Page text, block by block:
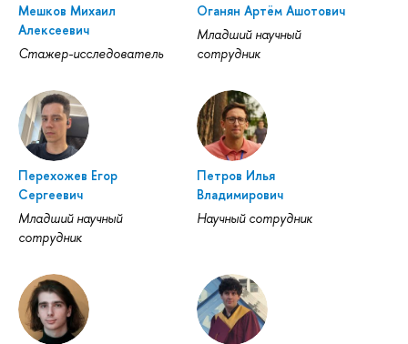
Мешков Михаил
Алексеевич
Стажер-исследователь
Оганян Артём Ашотович
Младший научный
сотрудник
Перехожев Егор
Сергеевич
Младший научный
сотрудник
Петров Илья
Владимирович
Научный сотрудник